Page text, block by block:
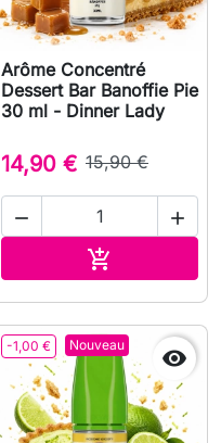
Arôme Concentré
Dessert Bar Banoffie Pie
30 ml - Dinner Lady
14,90 € 15,90 €
 

-1,00 € Nouveau
